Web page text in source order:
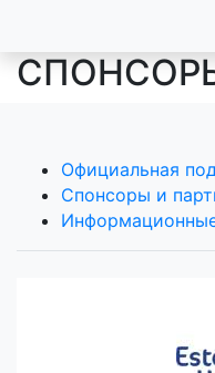
Официальная
Спонсоры и